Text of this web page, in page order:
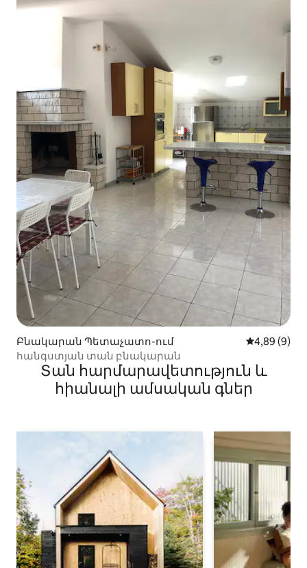
Բնակարան Պետաչատո-ում Միջին
4,89 (9)
հանգստյան տան բնակարան
Տան հարմարավետություն և
հիանալի ամսական գներ